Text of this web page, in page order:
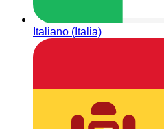
Italiano (Italia)